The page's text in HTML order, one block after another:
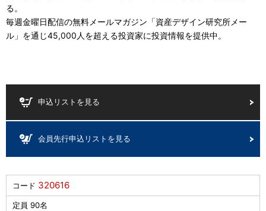
る。
毎週金曜日配信の無料メールマガジン「資産デザイン研究所メー
ル」を通じ45,000人を超える投資家に投資情報を提供中。
申込リストを見る
会員先行申込リストを見る
コード 320616
定員 90名